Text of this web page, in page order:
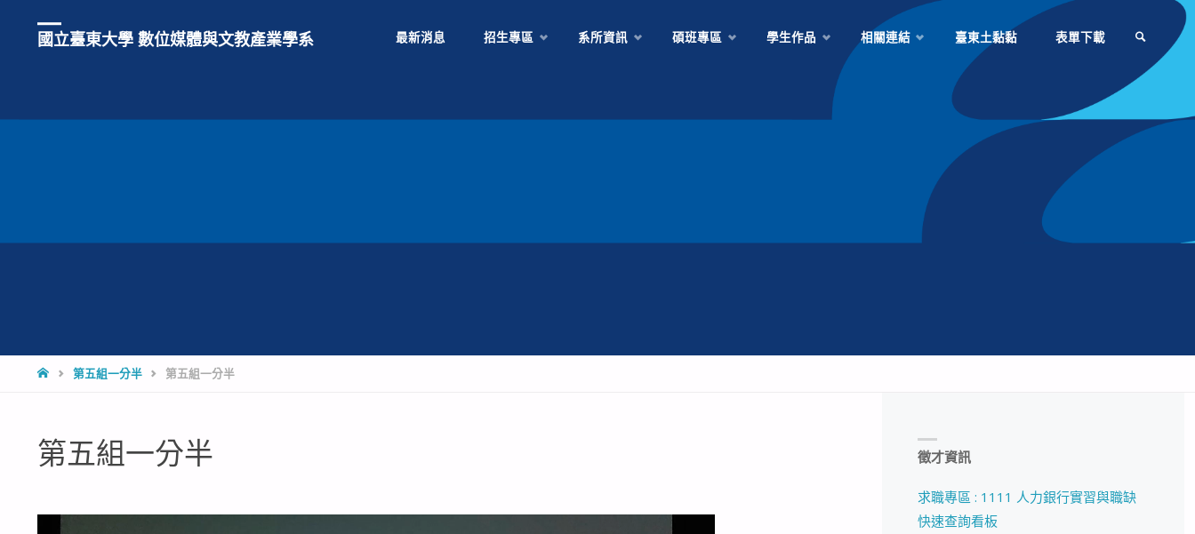
國立臺東大學 數位媒體與文教產業學系 最新消息 招生專區 系所資訊 碩班專區 學生作品 相關連結 臺東土黏黏 表單下載
HOME第五組一分半 第五組一分半
第五組一分半 徵才資訊
求職專區 : 1111 人力銀行實習與職缺
快速查詢看板